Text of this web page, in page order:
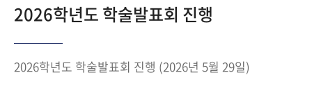
2026학년도 학술발표회 진행
2026학년도 학술발표회 진행 (2026년 5월 29일)